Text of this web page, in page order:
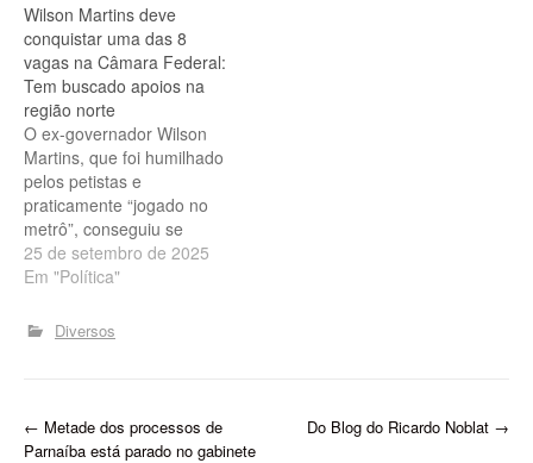
remanejamento foi
publicado no Diário Oficial
do Estado do dia 03 de
dezembro. Ao todo, as
mudanças do orçamento
assinadas…
Wilson Martins deve
conquistar uma das 8
vagas na Câmara Federal:
Tem buscado apoios na
região norte
O ex-governador Wilson
Martins, que foi humilhado
pelos petistas e
praticamente “jogado no
metrô”, conseguiu se
reinventar, transformando
o limão em limonada. Ele
destaque à frente da
companhia que administra
no entanto, é seu
crescimento político…
25 de setembro de 2025
Em "Política"
Diversos
P
← Metade dos processos de
Parnaíba está parado no gabinete
Do Blog do Ricardo Noblat →